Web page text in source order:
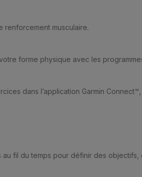
renforcement musculaire.
forme physique avec les
dans l’application Garmin
fil du temps pour définir des